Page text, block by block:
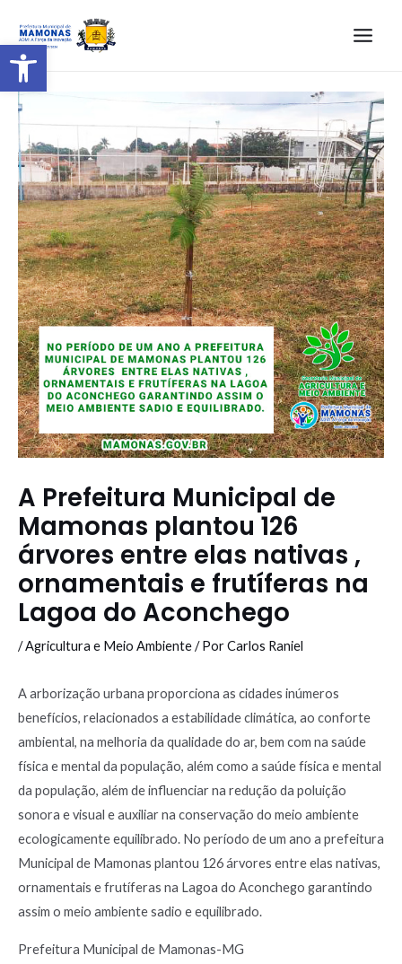
Barra de Ferramentas Aberta
A Prefeitura Municipal de
Mamonas plantou 126
árvores entre elas nativas ,
ornamentais e frutíferas na
Lagoa do Aconchego
/Agricultura e Meio Ambiente/ PorCarlos Raniel
A arborização urbana proporciona as cidades inúmeros
benefícios, relacionados a estabilidade climática, ao conforte
ambiental, na melhoria da qualidade do ar, bem com na saúde
física e mental da população, além como a saúde física e mental
da população, além de influenciar na redução da poluição
sonora e visual e auxiliar na conservação do meio ambiente
ecologicamente equilibrado. No período de um ano a prefeitura
Municipal de Mamonas plantou 126 árvores entre elas nativas,
ornamentais e frutíferas na Lagoa do Aconchego garantindo
assim o meio ambiente sadio e equilibrado.
Prefeitura Municipal de Mamonas-MG